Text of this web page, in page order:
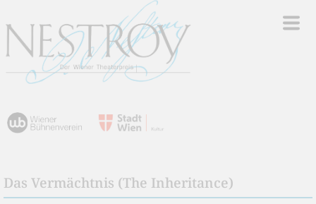
Das Vermächtnis (The Inheritance)